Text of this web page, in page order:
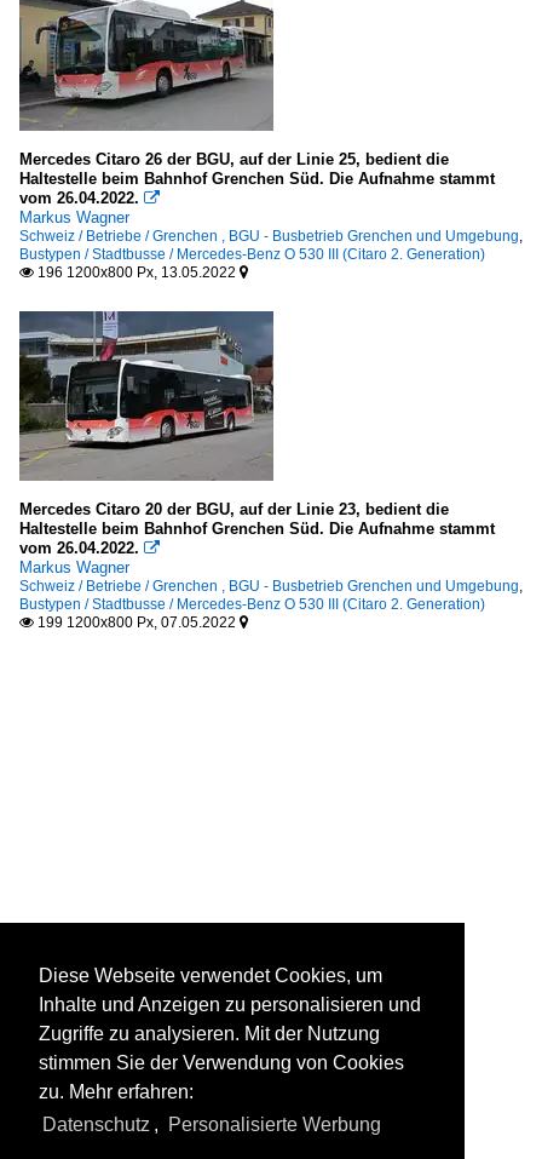
Mercedes Citaro 26 der BGU, auf der Linie 25, bedient die
Haltestelle beim Bahnhof Grenchen Süd. Die Aufnahme stammt
vom 26.04.2022. 
Markus Wagner
Schweiz / Betriebe / Grenchen , BGU - Busbetrieb Grenchen und Umgebung,
Bustypen / Stadtbusse / Mercedes-Benz O 530 III (Citaro 2. Generation)
 196 1200x800 Px, 13.05.2022 
Mercedes Citaro 20 der BGU, auf der Linie 23, bedient die
Haltestelle beim Bahnhof Grenchen Süd. Die Aufnahme stammt
vom 26.04.2022. 
Markus Wagner
Schweiz / Betriebe / Grenchen , BGU - Busbetrieb Grenchen und Umgebung,
Bustypen / Stadtbusse / Mercedes-Benz O 530 III (Citaro 2. Generation)
 199 1200x800 Px, 07.05.2022 
Diese Webseite verwendet Cookies, um
Inhalte und Anzeigen zu personalisieren und
Zugriffe zu analysieren. Mit der Nutzung
stimmen Sie der Verwendung von Cookies
zu. Mehr erfahren:
Datenschutz , Personalisierte Werbung